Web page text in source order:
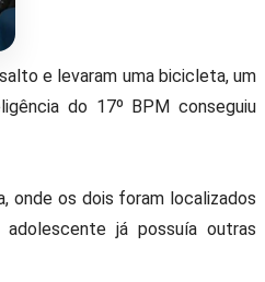
e levaram uma bicicleta, um
do 17º BPM conseguiu
onde os dois foram localizados
já possuía outras